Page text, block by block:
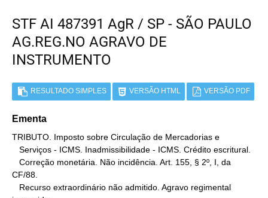
STF AI 487391 AgR / SP - SÃO PAULO
AG.REG.NO AGRAVO DE
INSTRUMENTO
RESULTADO SIMPLES VERSÃO HTML VERSÃO PDF
Ementa
TRIBUTO. Imposto sobre Circulação de Mercadorias e
CF/88.